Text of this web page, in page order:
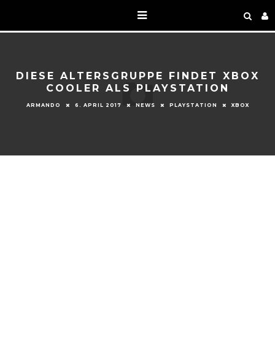
DIESE ALTERSGRUPPE FINDET XBOX
COOLER ALS PLAYSTATION
ARMANDO 6. APRIL 2017 NEWS PLAYSTATION XBOX